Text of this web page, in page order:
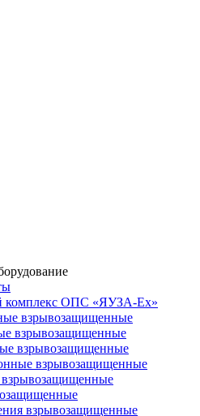
комплекс ОПС «ЯУЗА-Ех»
взрывозащищенные
взрывозащищенные
взрывозащищенные
взрывозащищенные
взрывозащищенные